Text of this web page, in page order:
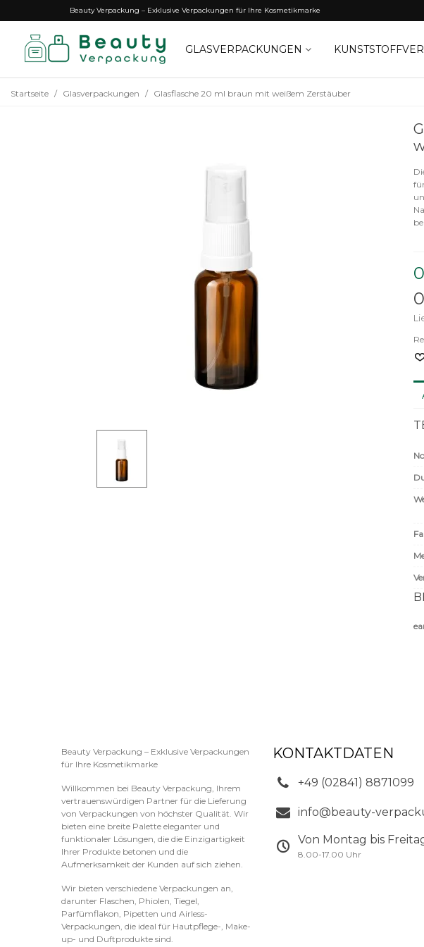
Beauty Verpackung – Exklusive Verpackungen für Ihre Kosmetikmarke
GLASVERPACKUNGEN
Startseite / Glasverpackungen / Glasflasche 20 ml braun mit weißem Zerstäuber
Beauty Verpackung – Exklusive Verpackungen
für Ihre Kosmetikmarke
Willkommen bei Beauty Verpackung, Ihrem
vertrauenswürdigen Partner für die Lieferung
von Verpackungen von höchster Qualität. Wir
bieten eine breite Palette eleganter und
funktionaler Lösungen, die die Einzigartigkeit
Ihrer Produkte betonen und die
Aufmerksamkeit der Kunden auf sich ziehen.
Wir bieten verschiedene Verpackungen an,
darunter Flaschen, Phiolen, Tiegel,
Parfümflakon, Pipetten und Airless-
Verpackungen, die ideal für Hautpflege-, Make-
up- und Duftprodukte sind.
KONTAKTDATEN
+49 (02841) 8871099
info@beauty-
Von Montag bis
8.00-17.00 Uhr